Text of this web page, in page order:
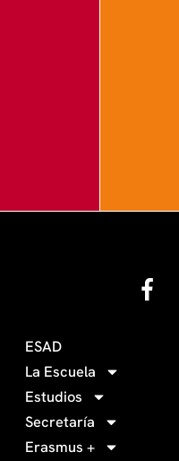
G
e
ESAD
La Escuela
Estudios
Secretaría
Erasmus +